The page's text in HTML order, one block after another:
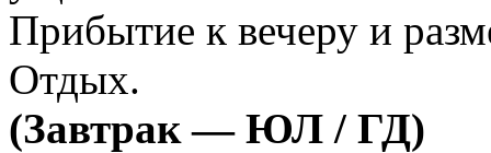
Прибытие к вечеру и
Отдых.
(Завтрак — ЮЛ / ГД)